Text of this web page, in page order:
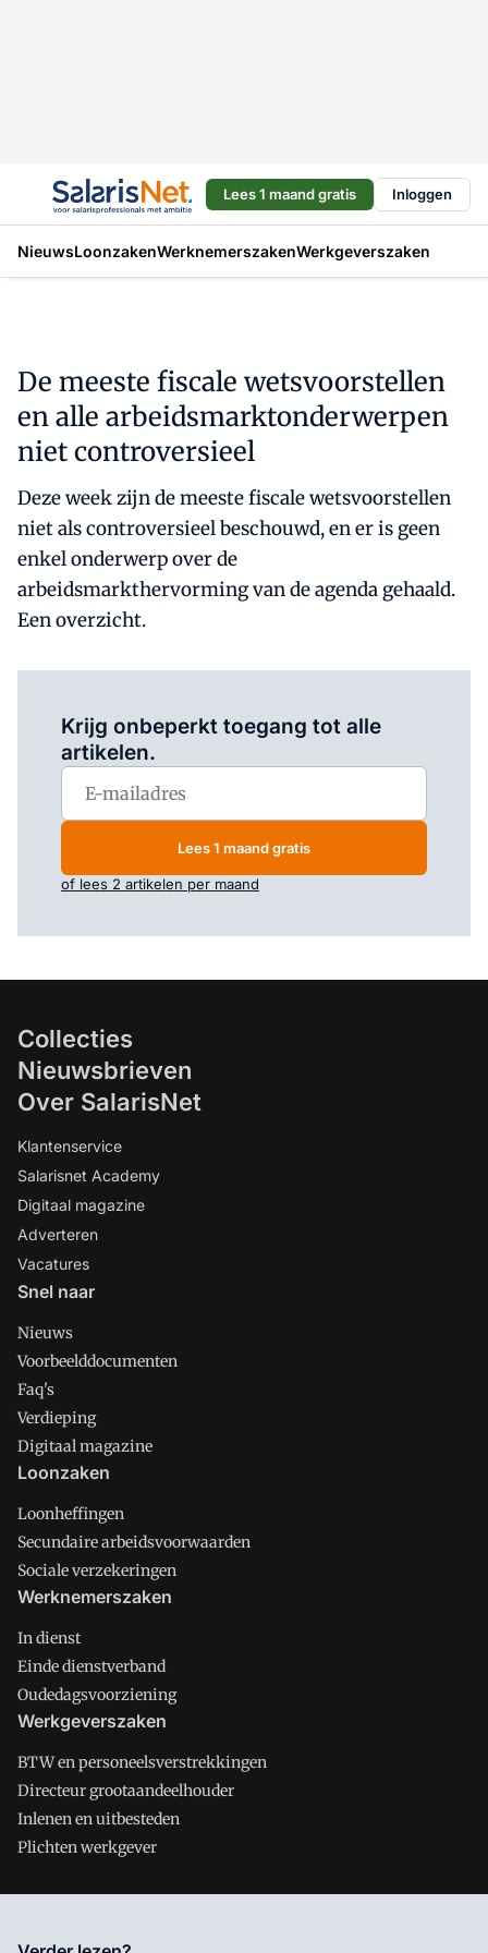
Lees 1 maand gratis Inloggen
NieuwsLoonzakenWerknemerszakenWerkgeverszaken
De meeste fiscale wetsvoorstellen
en alle arbeidsmarktonderwerpen
niet controversieel
Deze week zijn de meeste fiscale wetsvoorstellen
niet als controversieel beschouwd, en er is geen
enkel onderwerp over de
arbeidsmarkthervorming van de agenda gehaald.
Een overzicht.
Krijg onbeperkt toegang tot alle
artikelen.
Lees 1 maand gratis
of lees 2 artikelen per maand
Collecties
Nieuwsbrieven
Over SalarisNet
Klantenservice
Salarisnet Academy
Digitaal magazine
Adverteren
Vacatures
Snel naar
Nieuws
Voorbeelddocumenten
Faq's
Verdieping
Digitaal magazine
Loonzaken
Loonheffingen
Secundaire arbeidsvoorwaarden
Sociale verzekeringen
Werknemerszaken
In dienst
Einde dienstverband
Oudedagsvoorziening
Werkgeverszaken
BTW en personeelsverstrekkingen
Directeur grootaandeelhouder
Inlenen en uitbesteden
Plichten werkgever
Salarisnet is onderdeel van VMN media. Lees in